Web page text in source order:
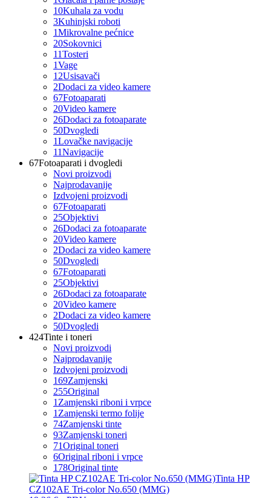
10Kuhala za vodu
3Kuhinjski roboti
1Mikrovalne pećnice
20Sokovnici
11Tosteri
1Vage
12Usisavači
2Dodaci za video kamere
67Fotoaparati
20Video kamere
26Dodaci za fotoaparate
50Dvogledi
1Lovačke navigacije
11Navigacije
67Fotoaparati i dvogledi
Novi proizvodi
Najprodavanije
Izdvojeni proizvodi
67Fotoaparati
25Objektivi
26Dodaci za fotoaparate
20Video kamere
2Dodaci za video kamere
50Dvogledi
67Fotoaparati
25Objektivi
26Dodaci za fotoaparate
20Video kamere
2Dodaci za video kamere
50Dvogledi
424Tinte i toneri
Novi proizvodi
Najprodavanije
Izdvojeni proizvodi
169Zamjenski
255Original
1 Zamjenski riboni i vrpce
1 Zamjenski termo folije
74Zamjenski tinte
93Zamjenski toneri
71Original toneri
6Original riboni i vrpce
178Original tinte
Tinta HP
CZ102AE Tri-color No.650 (MMG)